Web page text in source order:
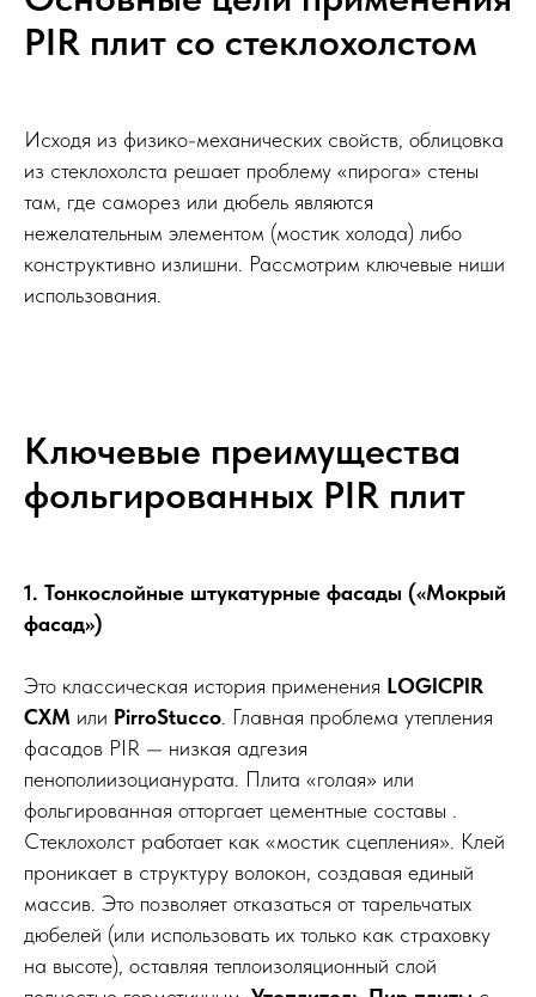
PIR плит со стеклохолстом
Исходя из физико-механических свойств, облицовка
из стеклохолста решает проблему «пирога» стены
там, где саморез или дюбель являются
нежелательным элементом (мостик холода) либо
конструктивно излишни. Рассмотрим ключевые ниши
использования.
Ключевые преимущества
фольгированных PIR плит
1. Тонкослойные штукатурные фасады («Мокрый
фасад»)
Это классическая история применения LOGICPIR
СХМ или PirroStucco . Главная проблема утепления
фасадов PIR — низкая адгезия
пенополиизоцианурата. Плита «голая» или
фольгированная отторгает цементные составы .
Стеклохолст работает как «мостик сцепления». Клей
проникает в структуру волокон, создавая единый
массив. Это позволяет отказаться от тарельчатых
дюбелей (или использовать их только как страховку
на высоте), оставляя теплоизоляционный слой